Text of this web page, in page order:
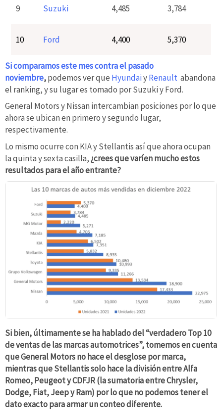
9 Suzuki 4,485 3,784
10 Ford 4,400 5,370
Si comparamos este mes contra el pasado
noviembre,podemos ver que HyundaiyRenault abandona
el ranking, y su lugar es tomado por Suzuki y Ford.
General Motors y Nissan intercambian posiciones por lo que
ahora se ubican en primero y segundo lugar,
respectivamente.
Lo mismo ocurre con KIA y Stellantis así que ahora ocupan
la quinta y sexta casilla,¿crees que varíen mucho estos
resultados para el año entrante?
Si bien, últimamente se ha hablado del “verdadero Top 10
de ventas de las marcas automotrices”, tomemos en cuenta
que General Motors no hace el desglose por marca,
mientras que Stellantis solo hace la división entre Alfa
Romeo, Peugeot y CDFJR (la sumatoria entre Chrysler,
Dodge, Fiat, Jeep y Ram) por lo que no podemos tener el
dato exacto para armar un conteo diferente.